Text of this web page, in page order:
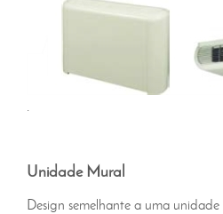
.
Unidade Mural
Design semelhante a uma